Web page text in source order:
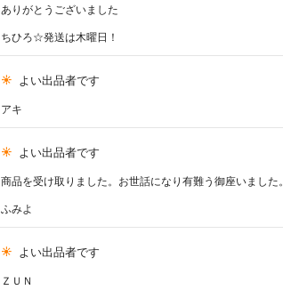
ありがとうございました
ちひろ☆発送は木曜日！
よい出品者です
アキ
よい出品者です
商品を受け取りました。お世話になり有難う御座いました。
ふみよ
よい出品者です
ＺＵＮ